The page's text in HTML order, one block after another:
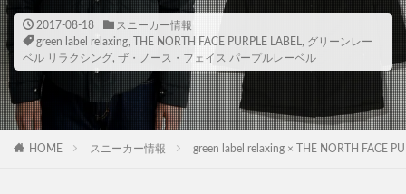
2017-08-18
スニーカー情報
green label relaxing, THE NORTH FACE PURPLE LABEL , グリーンレー
ベル リラクシング, ザ・ノース・フェイス パープルレーベル
HOME スニーカー情報 green label relaxing × THE NORTH FACE